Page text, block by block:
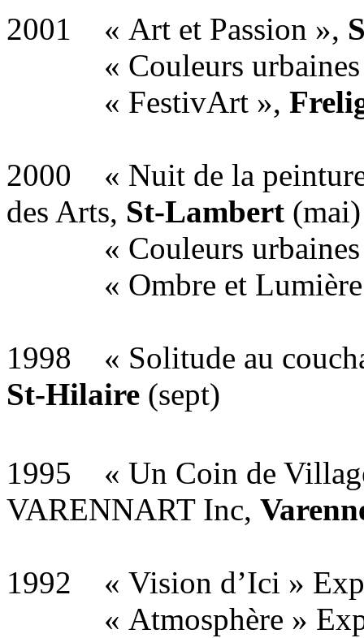
2001 « Art et Passion »,
« Couleurs
« FestivArt »,
2000 « Nuit de la
des Arts, St-Lambert (mai)
« Couleurs
« Ombre et
1998 « Solitude au
St-Hilaire (sept)
1995 « Un Coin de
VARENNART Inc,
1992 « Vision d’Ici »
« Atmosphère »